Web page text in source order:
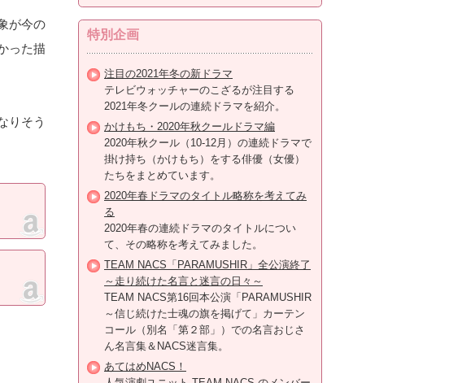
が今の
った描
りそう
特別企画
注目の2021年冬の新ドラマ
テレビウォッチャーのこざるが注目する
2021年冬クールの連続ドラマを紹介。
かけもち・2020年秋クールドラマ編
2020年秋クール（10-12月）の連続ドラマで
掛け持ち（かけもち）をする俳優（女優）
たちをまとめています。
2020年春ドラマのタイトル略称を考えてみ
る
2020年春の連続ドラマのタイトルについ
て、その略称を考えてみました。
TEAM NACS「PARAMUSHIR」全公演終了
～走り続けた名言と迷言の日々～
TEAM NACS第16回本公演「PARAMUSHIR
～信じ続けた士魂の旗を掲げて」カーテン
コール（別名「第２部」）での名言おじさ
ん名言集＆NACS迷言集。
あてはめNACS！